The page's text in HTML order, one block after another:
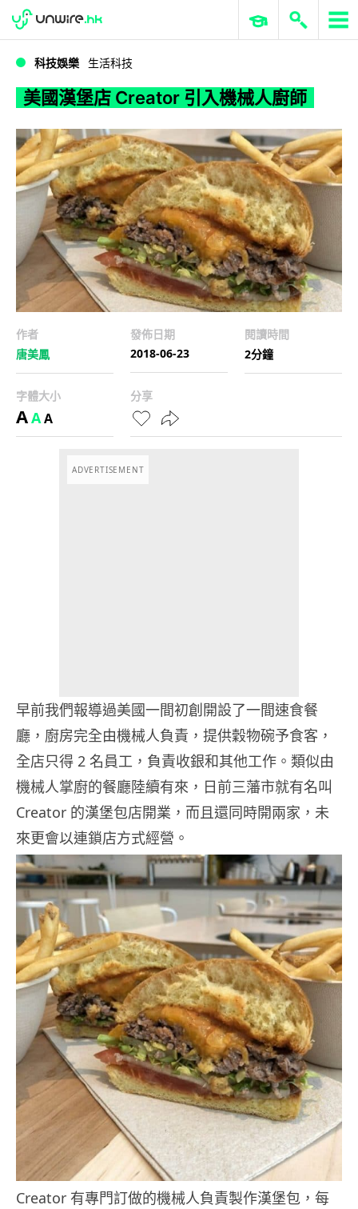
美國漢堡店 Creator 引入機械人廚師
WWDC 2026 ERP 與商業 AI
科技娛樂 生活科技
美國漢堡店 Creator 引入機械人廚師
作者
唐美鳳
發佈日期
2018-06-23
閱讀時間
2分鐘
字體大小
AAA
分享
ADVERTISEMENT
早前我們報導過美國一間初創開設了一間速食餐
廳，廚房完全由機械人負責，提供穀物碗予食客，
全店只得 2 名員工，負責收銀和其他工作。類似由
機械人掌廚的餐廳陸續有來，日前三藩市就有名叫
Creator 的漢堡包店開業，而且還同時開兩家，未
來更會以連鎖店方式經營。
Creator 有專門訂做的機械人負責製作漢堡包，每